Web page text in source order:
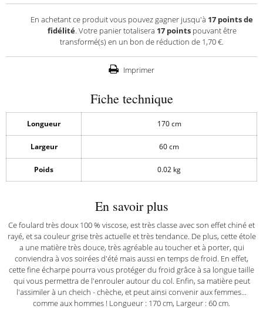
En achetant ce produit vous pouvez gagner jusqu'à 17 points de
fidélité. Votre panier totalisera 17pointspouvant être
transformé(s) en un bon de réduction de 1,70 €.
Imprimer
Fiche technique
Longueur 170 cm
Largeur 60 cm
Poids 0.02 kg
En savoir plus
Ce foulard très doux 100 % viscose, est très classe avec son effet chiné et
rayé, et sa couleur grise très actuelle et très tendance. De plus, cette étole
a une matière très douce, très agréable au toucher et à porter, qui
conviendra à vos soirées d'été mais aussi en temps de froid. En effet,
cette fine écharpe pourra vous protéger du froid grâce à sa longue taille
qui vous permettra de l'enrouler autour du col. Enfin, sa matière peut
l'assimiler à un cheich - chèche, et peut ainsi convenir aux femmes...
comme aux hommes ! Longueur : 170 cm, Largeur : 60 cm.